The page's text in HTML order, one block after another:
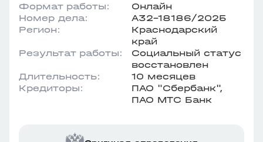
Формат работы:
Онлайн
Номер дела:
А32-18186/2025
Регион:
Краснодарский
край
Результат работы:
Социальный статус
восстановлен
Длительность:
10 месяцев
Кредиторы:
ПАО "Сбербанк",
ПАО МТС Банк